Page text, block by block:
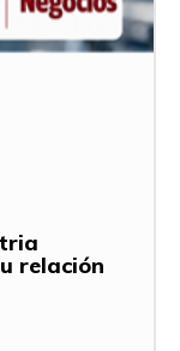
relación